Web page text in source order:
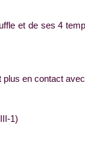
de ses 4 temps
en contact avec
1)